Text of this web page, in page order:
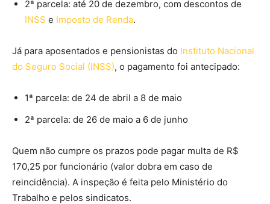
2ª parcela: até 20 de dezembro, com descontos de
INSS e Imposto de Renda.
Já para aposentados e pensionistas do Instituto Nacional
do Seguro Social (INSS), o pagamento foi antecipado:
1ª parcela: de 24 de abril a 8 de maio
2ª parcela: de 26 de maio a 6 de junho
Quem não cumpre os prazos pode pagar multa de R$
170,25 por funcionário (valor dobra em caso de
reincidência). A inspeção é feita pelo Ministério do
Trabalho e pelos sindicatos.